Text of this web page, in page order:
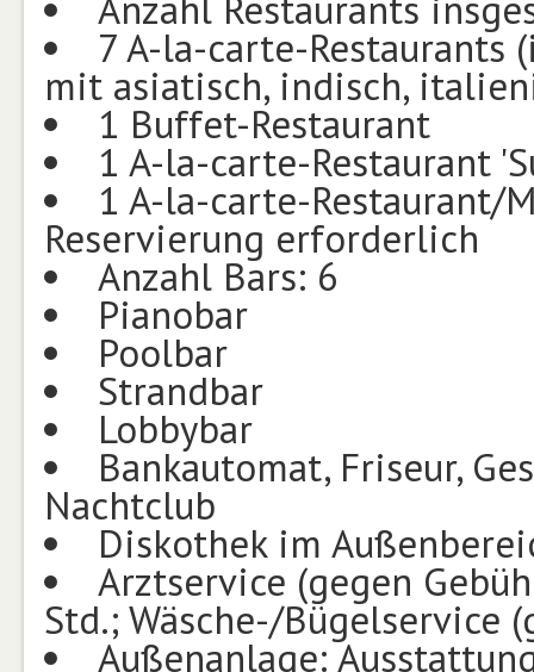
7 A-la-carte-Restaurants
mit asiatisch, indisch,
1 Buffet-Restaurant
1 A-la-carte-Restaurant
1 A-la-carte-Restaurant/
Reservierung erforderlich
Anzahl Bars: 6
Pianobar
Poolbar
Strandbar
Lobbybar
Bankautomat, Friseur,
Nachtclub
Diskothek im
Arztservice (gegen
Std.; Wäsche-/Bügelservice
Außenanlage: